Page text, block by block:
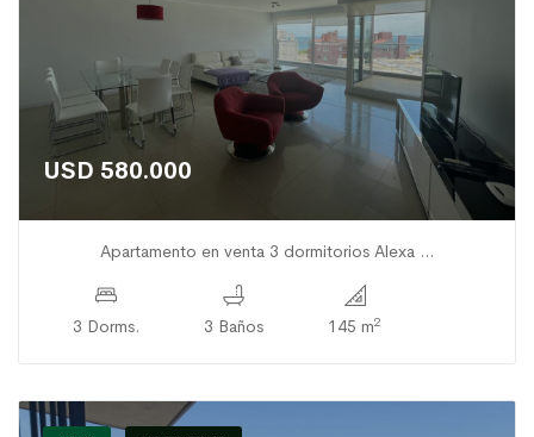
USD 580.000
Apartamento en venta 3 dormitorios Alexa ...
3 Dorms. 3 Baños 145 m2